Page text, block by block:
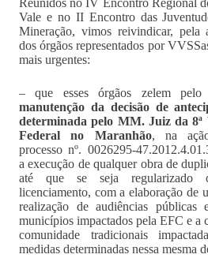
Reunidos no IV Encontro Regional
Vale e no II Encontro das
Mineração, vimos reivindicar, pela
dos órgãos representados por
mais urgentes:
– que esses órgãos zelem pelo
manutenção da decisão de
determinada pelo MM. Juiz da 8ª
Federal no Maranhão, na
processo nº. 0026295-
a execução de qualquer obra de
até que se seja regularizado
licenciamento, com a elaboração
realização de audiências
municípios impactados pela EFC e a
comunidade tradicionais
medidas determinadas nessa mesma